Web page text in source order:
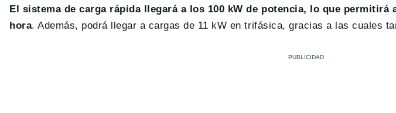
El sistema de carga rápida llegará a los 100 kW de potencia, lo que permitirá
hora. Además, podrá llegar a cargas de 11 kW en trifásica, gracias a las cuales